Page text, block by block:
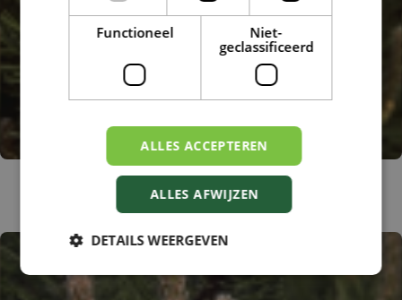
Bergden
Pinus mugo 'March'
Functioneel
Niet-
geclassificeerd
ALLES ACCEPTEREN
ALLES AFWIJZEN
DETAILS WEERGEVEN